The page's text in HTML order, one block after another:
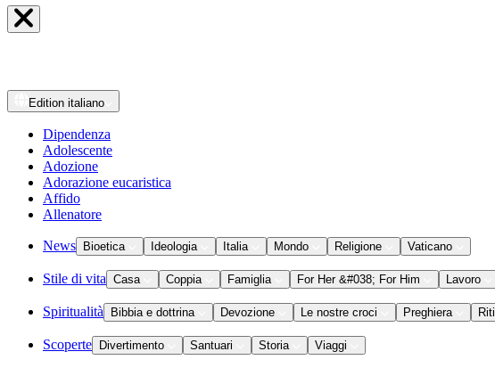
Edition italiano
Dipendenza
Adolescente
Adozione
Adorazione eucaristica
Affido
Allenatore
News Bioetica Ideologia Italia Mondo Religione Vaticano
Stile di vita Casa Coppia Famiglia For Her &#038; For Him Lavoro
Spiritualità Bibbia e dottrina Devozione Le nostre croci Preghiera Riti
Scoperte Divertimento Santuari Storia Viaggi